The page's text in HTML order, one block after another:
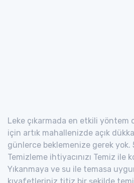
Leke çıkarmada en etkili yöntem
için artık mahallenizde açık
günlerce beklemenize gerek yok.
Temizleme ihtiyacınızı Temiz ile
Yıkanmaya ve su ile temasa